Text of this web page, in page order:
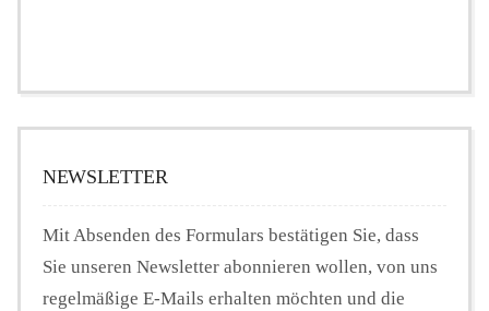
NEWSLETTER
Mit Absenden des Formulars bestätigen Sie, dass
Sie unseren Newsletter abonnieren wollen, von uns
regelmäßige E-Mails erhalten möchten und die